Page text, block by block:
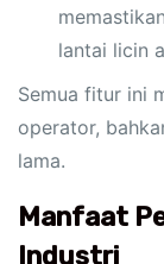
lantai licin
Semua fitur ini
operator,
lama.
Manfaat
Industri